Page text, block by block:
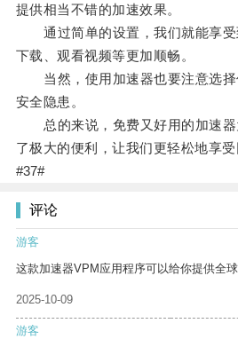
提供相当不错的加速效果。
通过简单的设置，我们就能享受
下载、观看视频等更加顺畅。
当然，使用加速器也要注意选择
安全隐患。
总的来说，免费又好用的加速器
了极大的便利，让我们更轻松地享受
#37#
评论
游客
这款加速器VPM应用程序可以给你提供全
2025-10-09
游客